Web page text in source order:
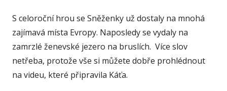
S celoroční hrou se Sněženky už dostaly na mnohá
zajímavá místa Evropy. Naposledy se vydaly na
zamrzlé ženevské jezero na bruslích. Více slov
netřeba, protože vše si můžete dobře prohlédnout
na videu, které připravila Káťa.